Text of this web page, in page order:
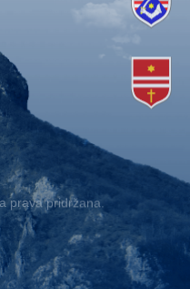
prava pridržana.